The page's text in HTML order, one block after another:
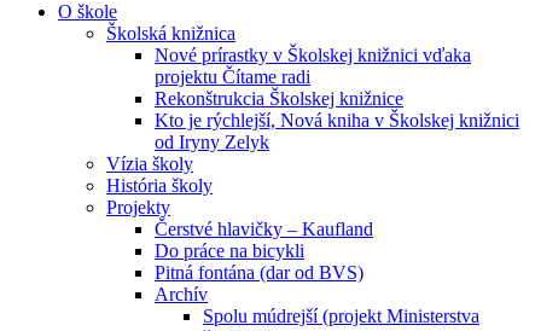
O škole
Školská knižnica
Nové prírastky v Školskej knižnici vďaka
projektu Čítame radi
Rekonštrukcia Školskej knižnice
Kto je rýchlejší, Nová kniha v Školskej knižnici
od Iryny Zelyk
Vízia školy
História školy
Projekty
Čerstvé hlavičky – Kaufland
Do práce na bicykli
Pitná fontána (dar od BVS)
Archív
Spolu múdrejší (projekt Ministerstva